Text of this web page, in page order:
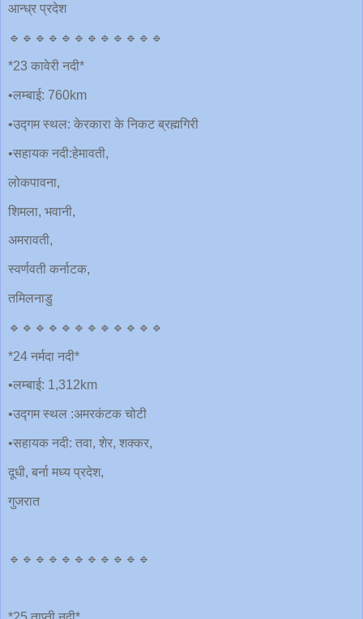
आन्ध्र प्रदेश
🔹🔹🔹🔹🔹🔹🔹🔹🔹🔹🔹🔹
*23 कावेरी नदी*
•लम्बाई: 760km
•उद्गम स्थल: केरकारा के निकट ब्रह्मगिरी
•सहायक नदी:हेमावती,
लोकपावना,
शिमला, भवानी,
अमरावती,
स्वर्णवती कर्नाटक,
तमिलनाडु
🔹🔹🔹🔹🔹🔹🔹🔹🔹🔹🔹🔹
*24 नर्मदा नदी*
•लम्बाई: 1,312km
•उद्गम स्थल :अमरकंटक चोटी
•सहायक नदी: तवा, शेर, शक्कर,
दूधी, बर्ना मध्य प्रदेश,
गुजरात
🔹🔹🔹🔹🔹🔹🔹🔹🔹🔹🔹